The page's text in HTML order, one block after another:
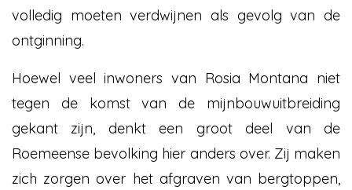
volledig moeten verdwijnen als gevolg van de
ontginning.
Hoewel veel inwoners van Rosia Montana niet
tegen de komst van de mijnbouwuitbreiding
gekant zijn, denkt een groot deel van de
Roemeense bevolking hier anders over. Zij maken
zich zorgen over het afgraven van bergtoppen,